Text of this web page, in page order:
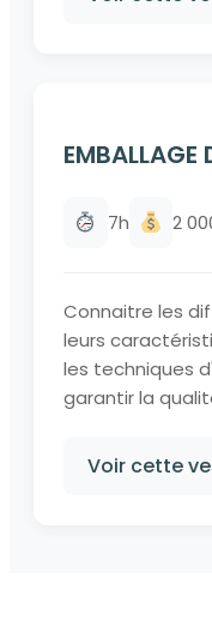
EMBALLAGE
7h 2
Connaitre les
leurs
les techniques
garantir la
Voir cette